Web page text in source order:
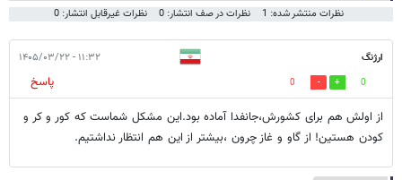
نظرات منتشر شده: 1 نظرات در صف انتشار: 0 نظرات غیرقابل انتشار: 0
ارژنگ ۱۱:۳۲ - ۱۴۰۵/۰۳/۲۲
0
0
پاسخ
از اولش هم برای کشورش،جانفدا آماده بود.این مشکل شماست که کور و کر و
کودن هستین! از گاو و غاز چرون ،بیشتر از این هم انتظار نداشتیم.